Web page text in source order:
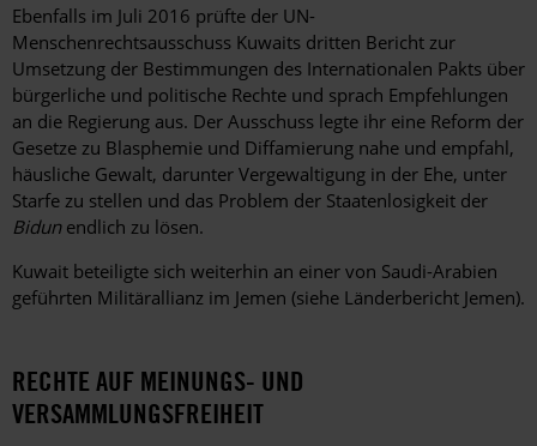
Ebenfalls im Juli 2016 prüfte der UN-
Menschenrechtsausschuss Kuwaits dritten Bericht zur
Umsetzung der Bestimmungen des Internationalen Pakts über
bürgerliche und politische Rechte und sprach Empfehlungen
an die Regierung aus. Der Ausschuss legte ihr eine Reform der
Gesetze zu Blasphemie und Diffamierung nahe und empfahl,
häusliche Gewalt, darunter Vergewaltigung in der Ehe, unter
Starfe zu stellen und das Problem der Staatenlosigkeit der
Bidunendlich zu lösen.
Kuwait beteiligte sich weiterhin an einer von Saudi-Arabien
geführten Militärallianz im Jemen (siehe Länderbericht Jemen).
RECHTE AUF MEINUNGS- UND
VERSAMMLUNGSFREIHEIT